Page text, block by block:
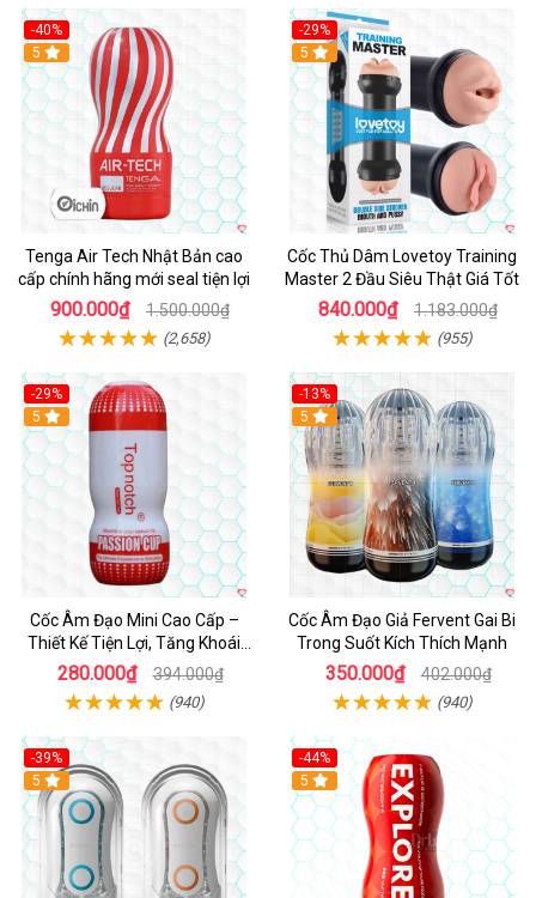
-40%
Hot
5
Tenga Air Tech Nhật Bản cao
cấp chính hãng mới seal tiện lợi
900.000₫ 1.500.000₫
(2,658)
-29%
Hot
5
Cốc Thủ Dâm Lovetoy Training
Master 2 Đầu Siêu Thật Giá Tốt
840.000₫ 1.183.000₫
(955)
-29%
5
Cốc Âm Đạo Mini Cao Cấp –
Thiết Kế Tiện Lợi, Tăng Khoái
Cảm
280.000₫ 394.000₫
(940)
-13%
Hot
5
Cốc Âm Đạo Giả Fervent Gai Bi
Trong Suốt Kích Thích Mạnh
350.000₫ 402.000₫
(940)
-39%
Hot
5
-44%
Hot
5